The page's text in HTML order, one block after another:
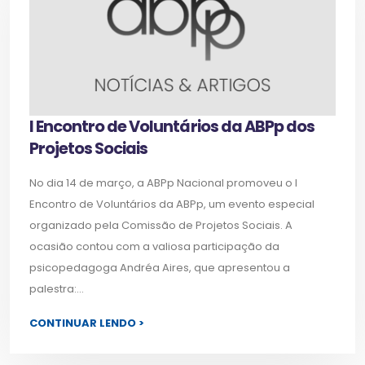
I Encontro de Voluntários da ABPp dos
Projetos Sociais
No dia 14 de março, a ABPp Nacional promoveu o I
Encontro de Voluntários da ABPp, um evento especial
organizado pela Comissão de Projetos Sociais. A
ocasião contou com a valiosa participação da
psicopedagoga Andréa Aires, que apresentou a
palestra:...
CONTINUAR LENDO >